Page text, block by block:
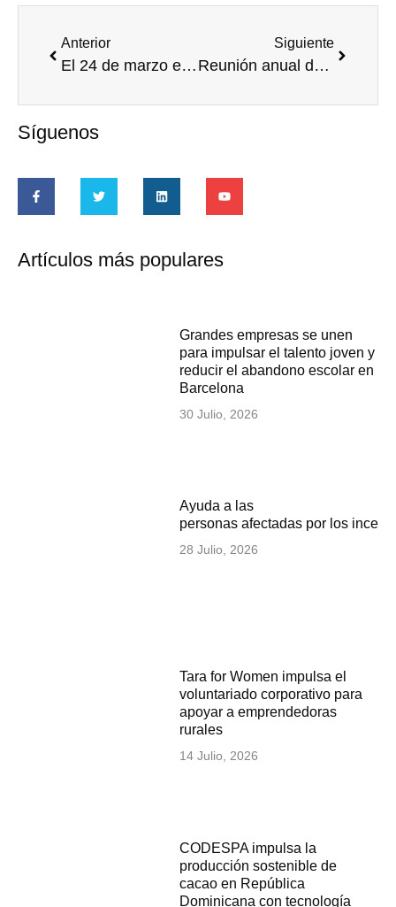
Anterior
El 24 de marzo el punto de Voluntariado llega a Valencia
Siguiente
Reunión anual de socios Voluntare. Mirar atrás, celebrar y seguir avanzando juntos
Síguenos
Artículos más populares
Grandes empresas se unen
para impulsar el talento joven y
reducir el abandono escolar en
Barcelona
30 Julio, 2026
Ayuda a las
personas afectadas por los
28 Julio, 2026
Tara for Women impulsa el
voluntariado corporativo para
apoyar a emprendedoras
rurales
14 Julio, 2026
CODESPA impulsa la
producción sostenible de
cacao en República
Dominicana con tecnología